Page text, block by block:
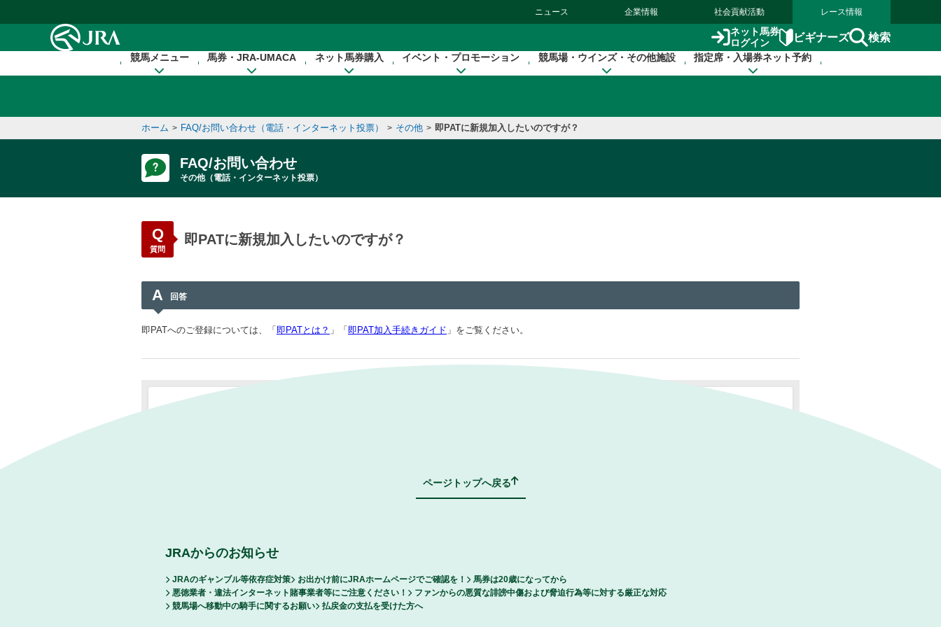
ニュース 企業情報 社会貢献活動 レース情報
ネット馬券
ログイン
ビギナーズ 検索
競馬メニュー 馬券・JRA-UMACA ネット馬券購入 イベント・プロモーション 競馬場・ウインズ・その他施設 指定席・入場券ネット予約
ホーム > FAQ/お問い合わせ（電話・インターネット投票） > その他 > 即PATに新規加入したいのですが？
FAQ/お問い合わせ
その他（電話・インターネット投票）
Q
質問
即PATに新規加入したいのですが？
A 回答
即PATへのご登録については、「 即PATとは？ 」「 即PAT加入手続きガイド 」をご覧ください。
ページトップへ戻る
JRAからのお知らせ
JRAのギャンブル等依存症対策 お出かけ前にJRAホームページでご確認を！
馬券は20歳になってから
悪徳業者・違法インターネット賭事業者等にご注意ください！
ファンからの悪質な誹謗中傷および脅迫行為等に対する厳正な対応
競馬場へ移動中の騎手に関するお願い
払戻金の支払を受けた方へ